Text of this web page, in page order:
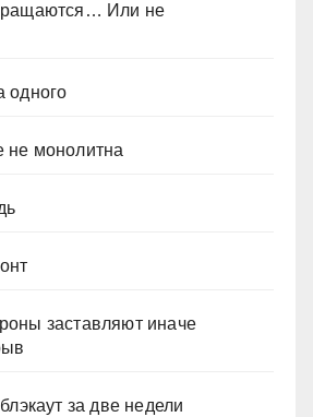
Или не
одного
не монолитна
заставляют иначе
за две недели